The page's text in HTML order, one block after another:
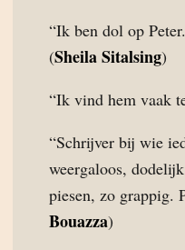
“Ik ben dol op
(Sheila Sitalsing)
“Ik vind hem vaak
“Schrijver bij wie
weergaloos,
piesen, zo grappig.
Bouazza)